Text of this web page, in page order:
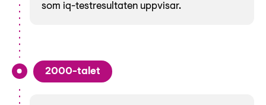
som iq-testresultaten uppvisar.
2000-talet